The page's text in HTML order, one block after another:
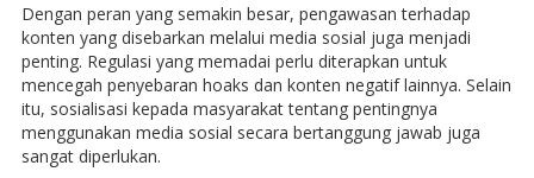
Dengan peran yang semakin besar, pengawasan terhadap
konten yang disebarkan melalui media sosial juga menjadi
penting. Regulasi yang memadai perlu diterapkan untuk
mencegah penyebaran hoaks dan konten negatif lainnya. Selain
itu, sosialisasi kepada masyarakat tentang pentingnya
menggunakan media sosial secara bertanggung jawab juga
sangat diperlukan.